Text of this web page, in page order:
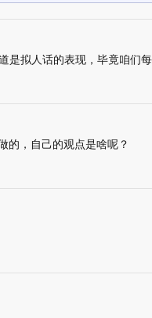
是拟人话的表现，毕竟咱们
的，自己的观点是啥呢？